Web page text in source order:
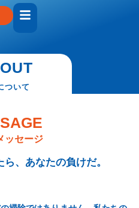
ついて
ッセージ
ら、あなたの負けだ。